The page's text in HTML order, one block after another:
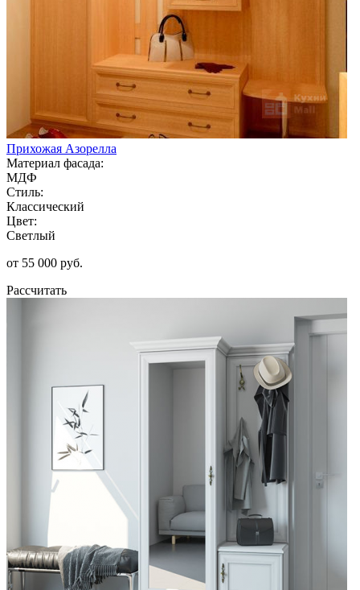
Прихожая Азорелла
Материал фасада:
МДФ
Стиль:
Классический
Цвет:
Светлый
от 55 000 руб.
Рассчитать